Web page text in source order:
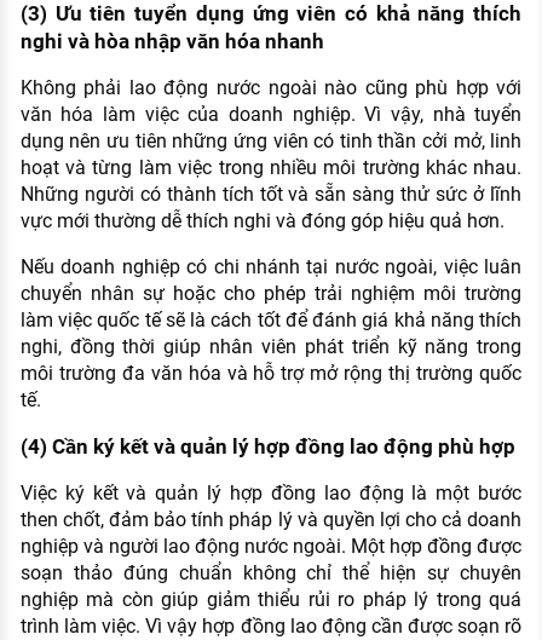
(3) Ưu tiên tuyển dụng ứng viên có khả năng thích
nghi và hòa nhập văn hóa nhanh
Không phải lao động nước ngoài nào cũng phù hợp với
văn hóa làm việc của doanh nghiệp. Vì vậy, nhà tuyển
dụng nên ưu tiên những ứng viên có tinh thần cởi mở, linh
hoạt và từng làm việc trong nhiều môi trường khác nhau.
Những người có thành tích tốt và sẵn sàng thử sức ở lĩnh
vực mới thường dễ thích nghi và đóng góp hiệu quả hơn.
Nếu doanh nghiệp có chi nhánh tại nước ngoài, việc luân
chuyển nhân sự hoặc cho phép trải nghiệm môi trường
làm việc quốc tế sẽ là cách tốt để đánh giá khả năng thích
nghi, đồng thời giúp nhân viên phát triển kỹ năng trong
môi trường đa văn hóa và hỗ trợ mở rộng thị trường quốc
tế.
(4) Cần ký kết và quản lý hợp đồng lao động phù hợp
Việc ký kết và quản lý hợp đồng lao động là một bước
then chốt, đảm bảo tính pháp lý và quyền lợi cho cả doanh
nghiệp và người lao động nước ngoài. Một hợp đồng được
soạn thảo đúng chuẩn không chỉ thể hiện sự chuyên
nghiệp mà còn giúp giảm thiểu rủi ro pháp lý trong quá
trình làm việc. Vì vậy hợp đồng lao động cần được soạn rõ